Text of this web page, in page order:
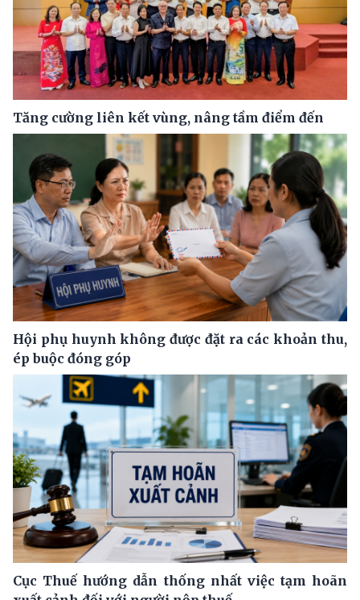
Tăng cường liên kết vùng, nâng tầm điểm đến
Hội phụ huynh không được đặt ra các khoản thu,
ép buộc đóng góp
Cục Thuế hướng dẫn thống nhất việc tạm hoãn